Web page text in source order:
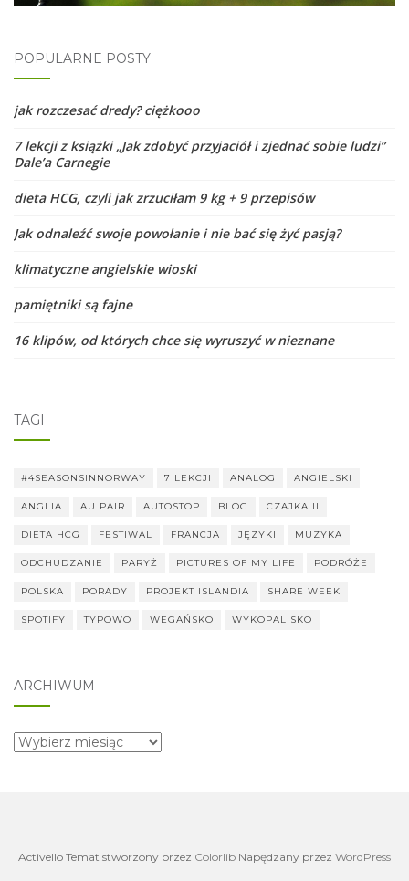
POPULARNE POSTY
jak rozczesać dredy? ciężkooo
7 lekcji z książki „Jak zdobyć przyjaciół i zjednać sobie ludzi”
Dale’a Carnegie
dieta HCG, czyli jak zrzuciłam 9 kg + 9 przepisów
Jak odnaleźć swoje powołanie i nie bać się żyć pasją?
klimatyczne angielskie wioski
pamiętniki są fajne
16 klipów, od których chce się wyruszyć w nieznane
TAGI
#4SEASONSINNORWAY 7 LEKCJI ANALOG ANGIELSKI
ANGLIA AU PAIR AUTOSTOP BLOG CZAJKA II
DIETA HCG FESTIWAL FRANCJA JĘZYKI MUZYKA
ODCHUDZANIE PARYŻ PICTURES OF MY LIFE PODRÓŻE
POLSKA PORADY PROJEKT ISLANDIA SHARE WEEK
SPOTIFY TYPOWO WEGAŃSKO WYKOPALISKO
ARCHIWUM
archiwum
Activello Temat stworzony przez Colorlib Napędzany przez WordPress